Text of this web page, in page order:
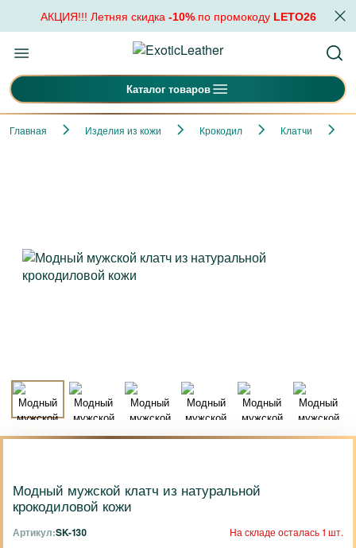
АКЦИЯ!!! Летняя скидка -10%по промокоду LETO26
Каталог товаров
Главная Изделия из кожи Крокодил Клатчи
Модный мужской клатч из натуральной
крокодиловой кожи
Артикул:SK-130 На складе осталась 1 шт.